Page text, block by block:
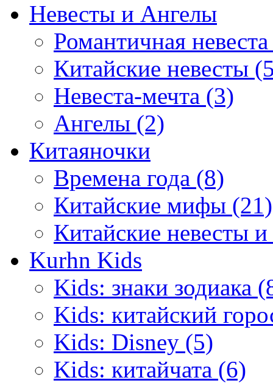
Невесты и Ангелы
Романтичная
Китайские невесты
Невеста-мечта (3)
Ангелы (2)
Китаяночки
Времена года (8)
Китайские мифы (21)
Китайские невесты
Kurhn Kids
Kids: знаки зодиака
Kids: китайский
Kids: Disney (5)
Kids: китайчата (6)